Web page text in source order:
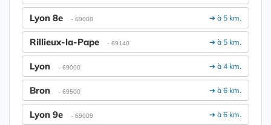
➔ à 5 km.
Lyon 8e - 69008
➔ à 5 km.
Rillieux-la-Pape - 69140
➔ à 4 km.
Lyon - 69000
➔ à 6 km.
Bron - 69500
➔ à 6 km.
Lyon 9e - 69009